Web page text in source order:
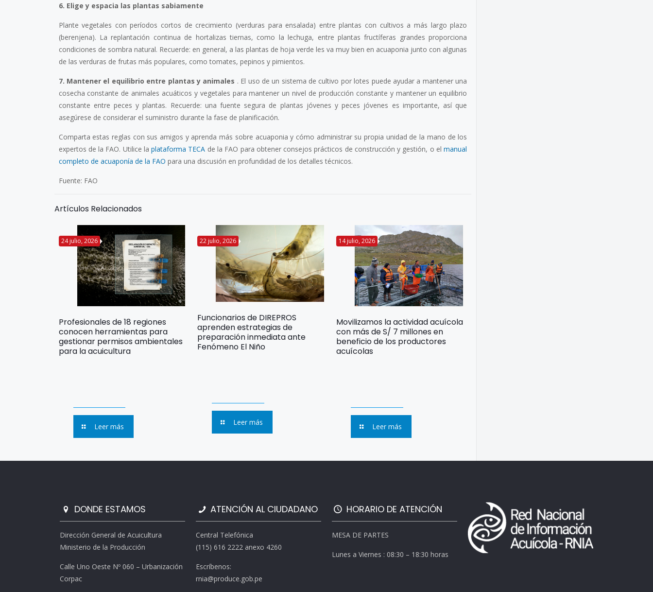
6. Elige y espacia las plantas sabiamente
Plante vegetales con períodos cortos de crecimiento (verduras para ensalada) entre plantas con cultivos a más largo plazo
(berenjena). La replantación continua de hortalizas tiernas, como la lechuga, entre plantas fructíferas grandes proporciona
condiciones de sombra natural. Recuerde: en general, a las plantas de hoja verde les va muy bien en acuaponia junto con algunas
de las verduras de frutas más populares, como tomates, pepinos y pimientos.
7. Mantener el equilibrio entre plantas y animales . El uso de un sistema de cultivo por lotes puede ayudar a mantener una
cosecha constante de animales acuáticos y vegetales para mantener un nivel de producción constante y mantener un equilibrio
constante entre peces y plantas. Recuerde: una fuente segura de plantas jóvenes y peces jóvenes es importante, así que
asegúrese de considerar el suministro durante la fase de planificación.
Comparta estas reglas con sus amigos y aprenda más sobre acuaponia y cómo administrar su propia unidad de la mano de los
expertos de la FAO. Utilice laplataforma TECA de la FAO para obtener consejos prácticos de construcción y gestión, o elmanual
completo de acuaponía de la FAO para una discusión en profundidad de los detalles técnicos.
Fuente: FAO
Artículos Relacionados
24 julio, 2026
Profesionales de 18 regiones
conocen herramientas para
gestionar permisos ambientales
para la acuicultura
Leer más
22 julio, 2026
Funcionarios de DIREPROS
aprenden estrategias de
preparación inmediata ante
Fenómeno El Niño
Leer más
14 julio, 2026
Movilizamos la actividad acuícola
con más de S/ 7 millones en
beneficio de los productores
acuícolas
Leer más
DONDE ESTAMOS
Dirección General de Acuicultura
Ministerio de la Producción
Calle Uno Oeste Nº 060 – Urbanización
Corpac
ATENCIÓN AL CIUDADANO
Central Telefónica
(115) 616 2222 anexo 4260
Escríbenos:
rnia@produce.gob.pe
HORARIO DE ATENCIÓN
MESA DE PARTES
Lunes a Viernes : 08:30 – 18:30 horas